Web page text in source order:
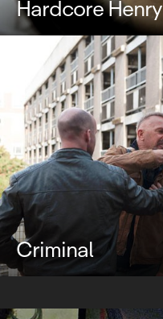
Hardcore Henry
Criminal